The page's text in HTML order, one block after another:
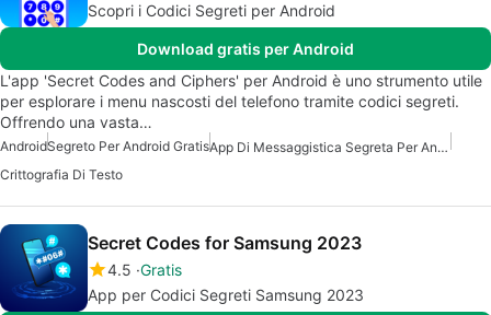
Scopri i Codici Segreti per Android
Download gratis per Android
L'app 'Secret Codes and Ciphers' per Android è uno strumento utile
per esplorare i menu nascosti del telefono tramite codici segreti.
Offrendo una vasta…
AndroidSegreto Per Android Gratis
App Di Messaggistica Segreta Per Android
Crittografia Di Testo
Secret Codes for Samsung 2023
4.5 Gratis
App per Codici Segreti Samsung 2023